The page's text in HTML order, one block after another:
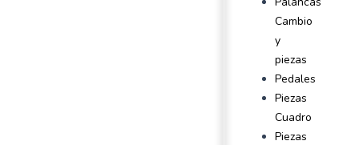
Cambio
y
piezas
Pedales
Piezas
Cuadro
Piezas